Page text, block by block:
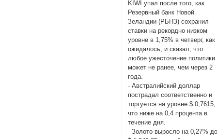
KIWI упал после того, как
Резервный банк Новой
Зеландии (РБНЗ) сохранил
ставки на рекордно низком
уровне в 1,75% в четверг, как
ожидалось, и сказал, что
любое ужесточение политики
может не ранее, чем через 2
года.
- Австралийский доллар
пострадал соответственно и
торгуется на уровне $ 0,7615,
что ниже на 0,4 процента в
течение дня.
- Золото выросло на 0,27%